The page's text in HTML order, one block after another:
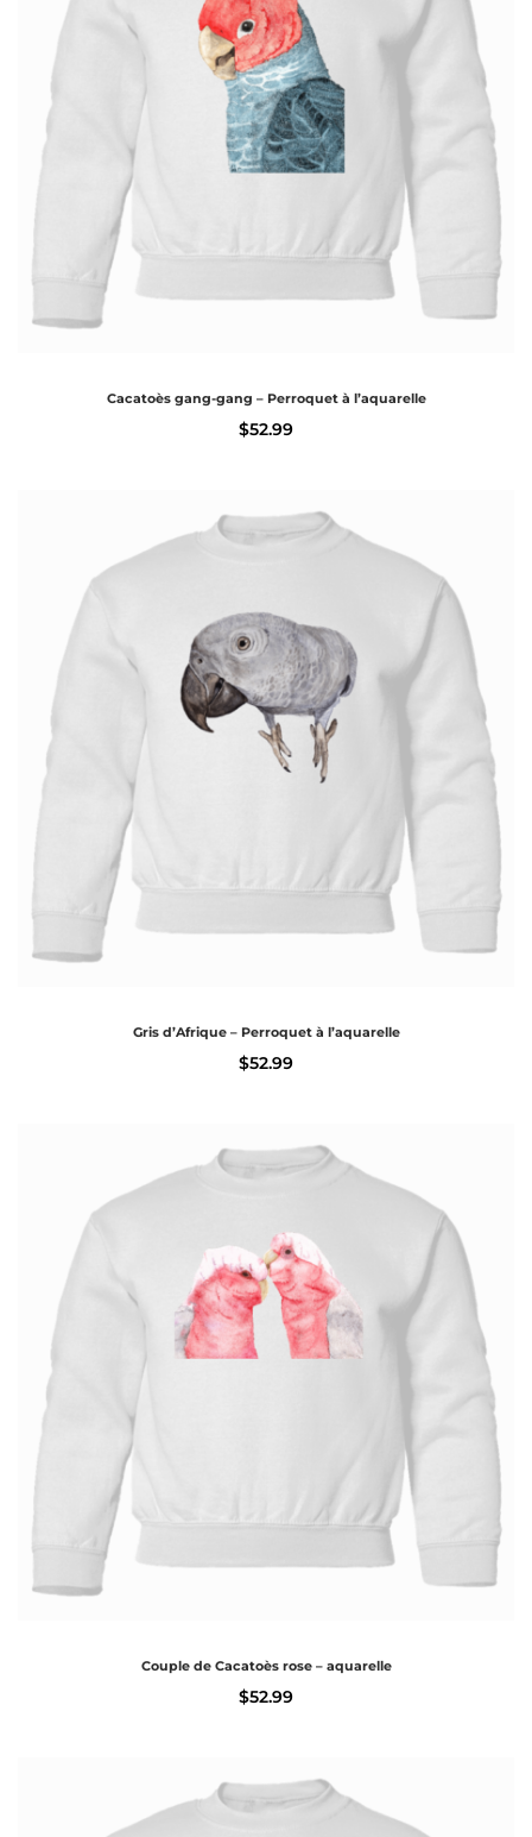
Cacatoès gang-gang – Perroquet à l’aquarelle
$52.99
Gris d’Afrique – Perroquet à l’aquarelle
$52.99
Couple de Cacatoès rose – aquarelle
$52.99